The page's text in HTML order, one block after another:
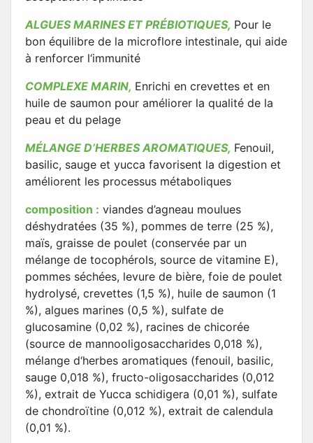
ALGUES MARINES ET PRÉBIOTIQUES, Pour le
bon équilibre de la microflore intestinale, qui aide
à renforcer l‘immunité
COMPLEXE MARIN, Enrichi en crevettes et en
huile de saumon pour améliorer la qualité de la
peau et du pelage
MÉLANGE D’HERBES AROMATIQUES, Fenouil,
basilic, sauge et yucca favorisent la digestion et
améliorent les processus métaboliques
composition : viandes d’agneau moulues
déshydratées (35 %), pommes de terre (25 %),
maïs, graisse de poulet (conservée par un
mélange de tocophérols, source de vitamine E),
pommes séchées, levure de bière, foie de poulet
hydrolysé, crevettes (1,5 %), huile de saumon (1
%), algues marines (0,5 %), sulfate de
glucosamine (0,02 %), racines de chicorée
(source de mannooligosaccharides 0,018 %),
mélange d‘herbes aromatiques (fenouil, basilic,
sauge 0,018 %), fructo-oligosaccharides (0,012
%), extrait de Yucca schidigera (0,01 %), sulfate
de chondroïtine (0,012 %), extrait de calendula
(0,01 %).